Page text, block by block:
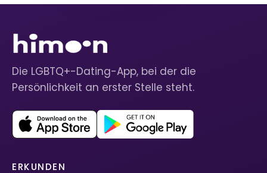
Die LGBTQ+-Dating-App, bei der die
Persönlichkeit an erster Stelle steht.
ERKUNDEN